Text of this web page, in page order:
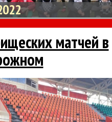
матчей в